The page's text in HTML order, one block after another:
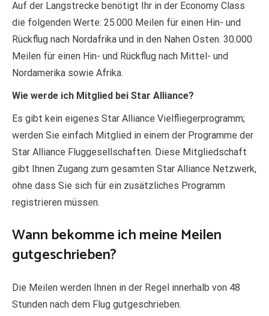
Auf der Langstrecke benötigt Ihr in der Economy Class
die folgenden Werte: 25.000 Meilen für einen Hin- und
Rückflug nach Nordafrika und in den Nahen Osten. 30.000
Meilen für einen Hin- und Rückflug nach Mittel- und
Nordamerika sowie Afrika.
Wie werde ich Mitglied bei Star Alliance?
Es gibt kein eigenes Star Alliance Vielfliegerprogramm;
werden Sie einfach Mitglied in einem der Programme der
Star Alliance Fluggesellschaften. Diese Mitgliedschaft
gibt Ihnen Zugang zum gesamten Star Alliance Netzwerk,
ohne dass Sie sich für ein zusätzliches Programm
registrieren müssen.
Wann bekomme ich meine Meilen
gutgeschrieben?
Die Meilen werden Ihnen in der Regel innerhalb von 48
Stunden nach dem Flug gutgeschrieben.